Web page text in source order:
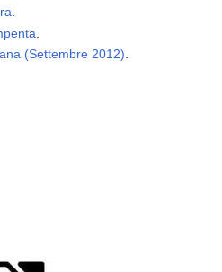
.
(Settembre 2012).